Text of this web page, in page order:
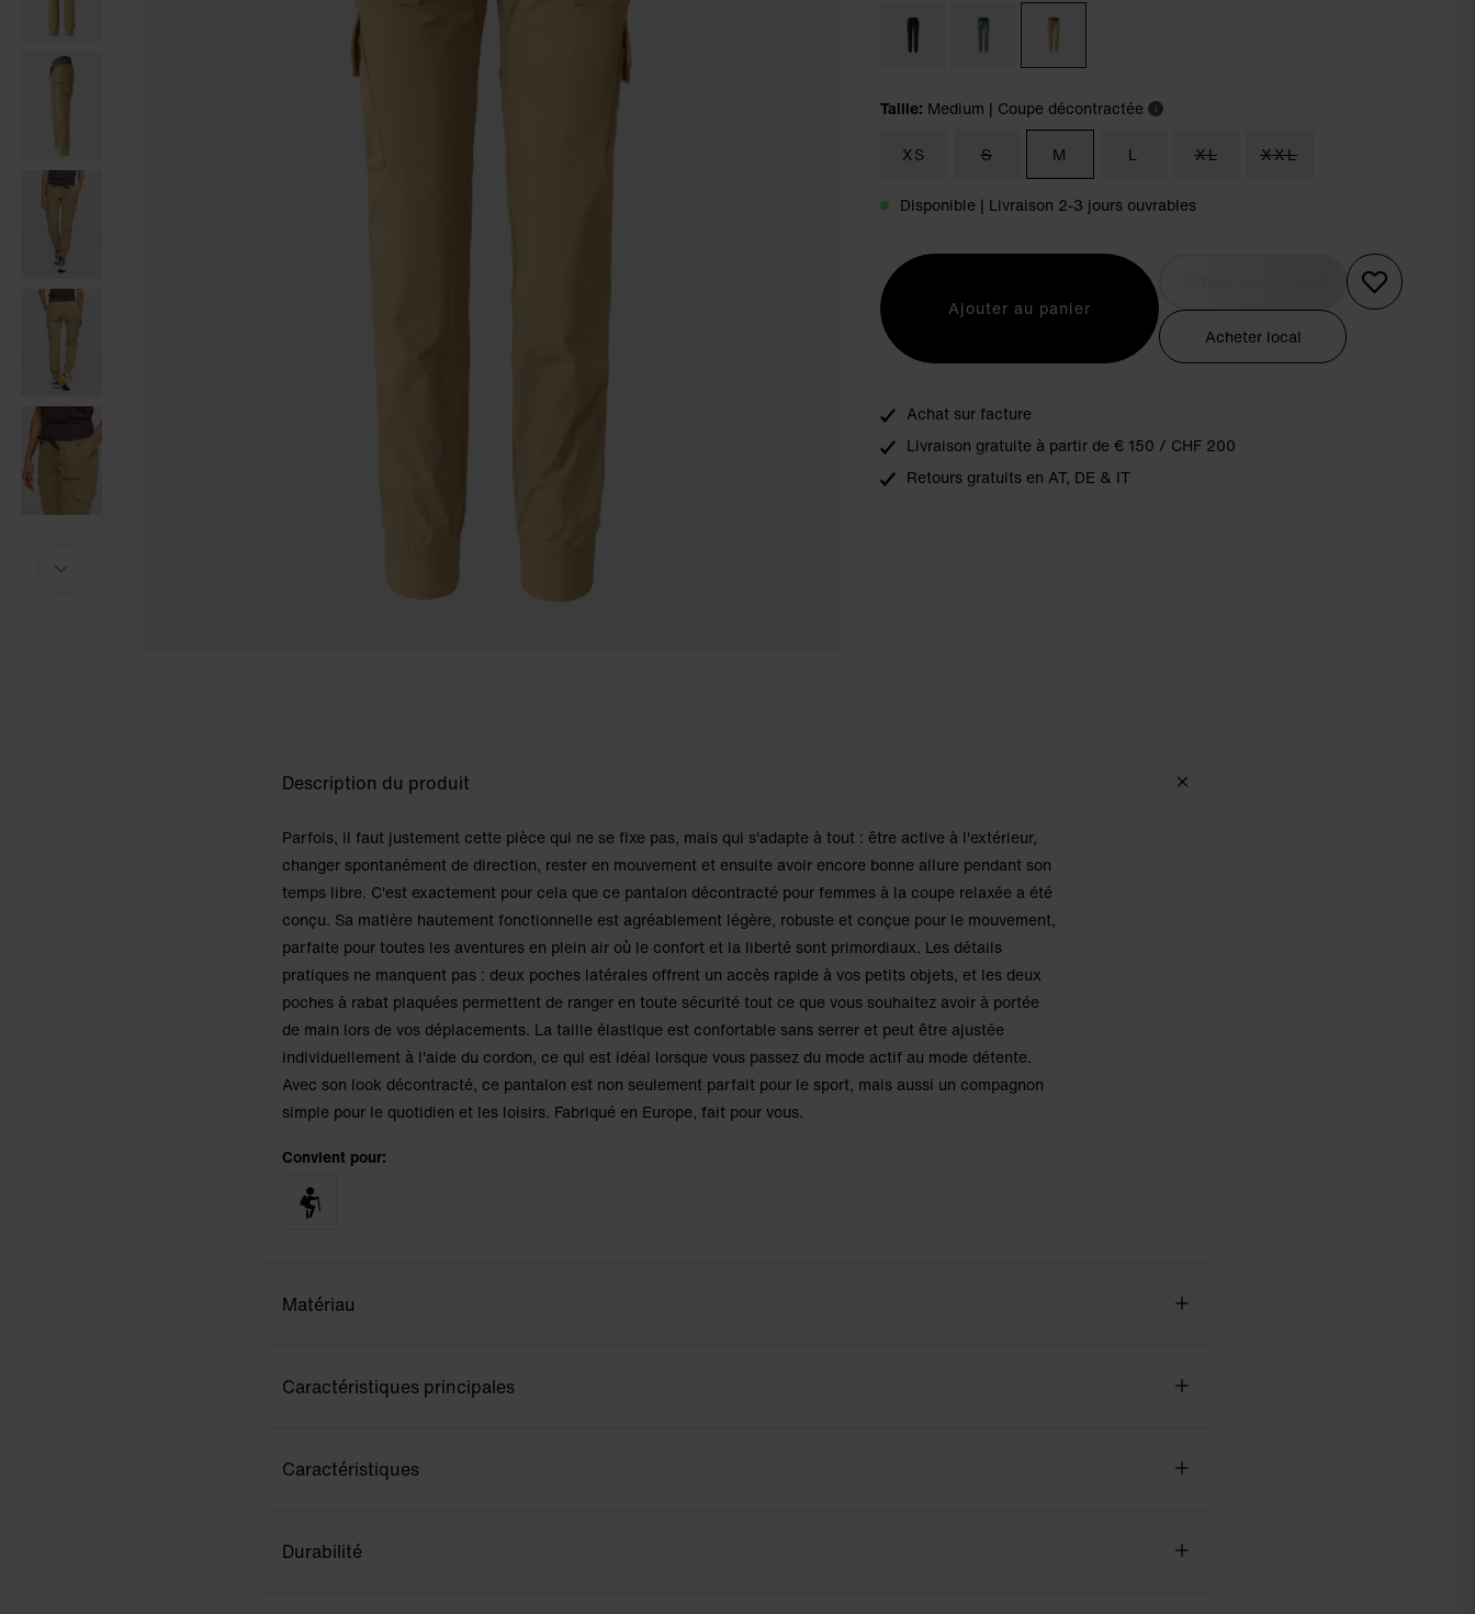
Taille: Medium | Coupe décontractée i
XS S M L XL XXL
Disponible | Livraison 2-3 jours ouvrables
Ajouter au panier
Acheter local
Achat sur facture
Livraison gratuite à partir de € 150 / CHF 200
Retours gratuits en AT, DE & IT
Description du produit
Parfois, il faut justement cette pièce qui ne se fixe pas, mais qui s'adapte à tout : être active à l'extérieur,
changer spontanément de direction, rester en mouvement et ensuite avoir encore bonne allure pendant son
temps libre. C'est exactement pour cela que ce pantalon décontracté pour femmes à la coupe relaxée a été
conçu. Sa matière hautement fonctionnelle est agréablement légère, robuste et conçue pour le mouvement,
parfaite pour toutes les aventures en plein air où le confort et la liberté sont primordiaux. Les détails
pratiques ne manquent pas : deux poches latérales offrent un accès rapide à vos petits objets, et les deux
poches à rabat plaquées permettent de ranger en toute sécurité tout ce que vous souhaitez avoir à portée
de main lors de vos déplacements. La taille élastique est confortable sans serrer et peut être ajustée
individuellement à l'aide du cordon, ce qui est idéal lorsque vous passez du mode actif au mode détente.
Avec son look décontracté, ce pantalon est non seulement parfait pour le sport, mais aussi un compagnon
simple pour le quotidien et les loisirs. Fabriqué en Europe, fait pour vous.
Convient pour:
Matériau
Caractéristiques principales
Caractéristiques
Durabilité